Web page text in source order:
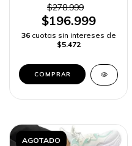
$278.999
$196.999
36 cuotas sin intereses de
$5.472
COMPRAR
AGOTADO